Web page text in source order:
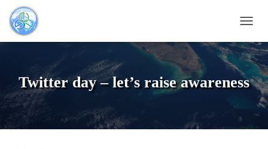
A
V
I
A
Twitter day – let’s raise awareness